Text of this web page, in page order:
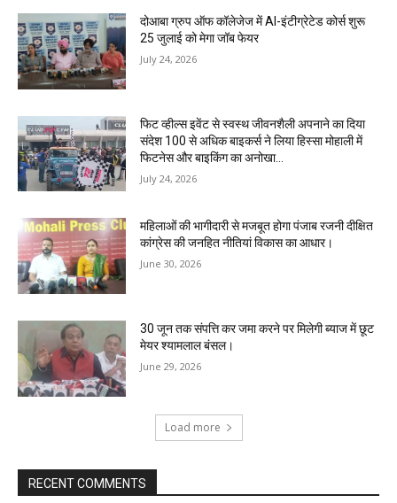
दोआबा ग्रुप ऑफ कॉलेजेज में AI-इंटीग्रेटेड कोर्स शुरू
25 जुलाई को मेगा जॉब फेयर
July 24, 2026
फिट व्हील्स इवेंट से स्वस्थ जीवनशैली अपनाने का दिया
संदेश 100 से अधिक बाइकर्स ने लिया हिस्सा मोहाली में
फिटनेस और बाइकिंग का अनोखा...
July 24, 2026
महिलाओं की भागीदारी से मजबूत होगा पंजाब रजनी दीक्षित
कांग्रेस की जनहित नीतियां विकास का आधार।
June 30, 2026
30 जून तक संपत्ति कर जमा करने पर मिलेगी ब्याज में छूट
मेयर श्यामलाल बंसल।
June 29, 2026
Load more
RECENT COMMENTS